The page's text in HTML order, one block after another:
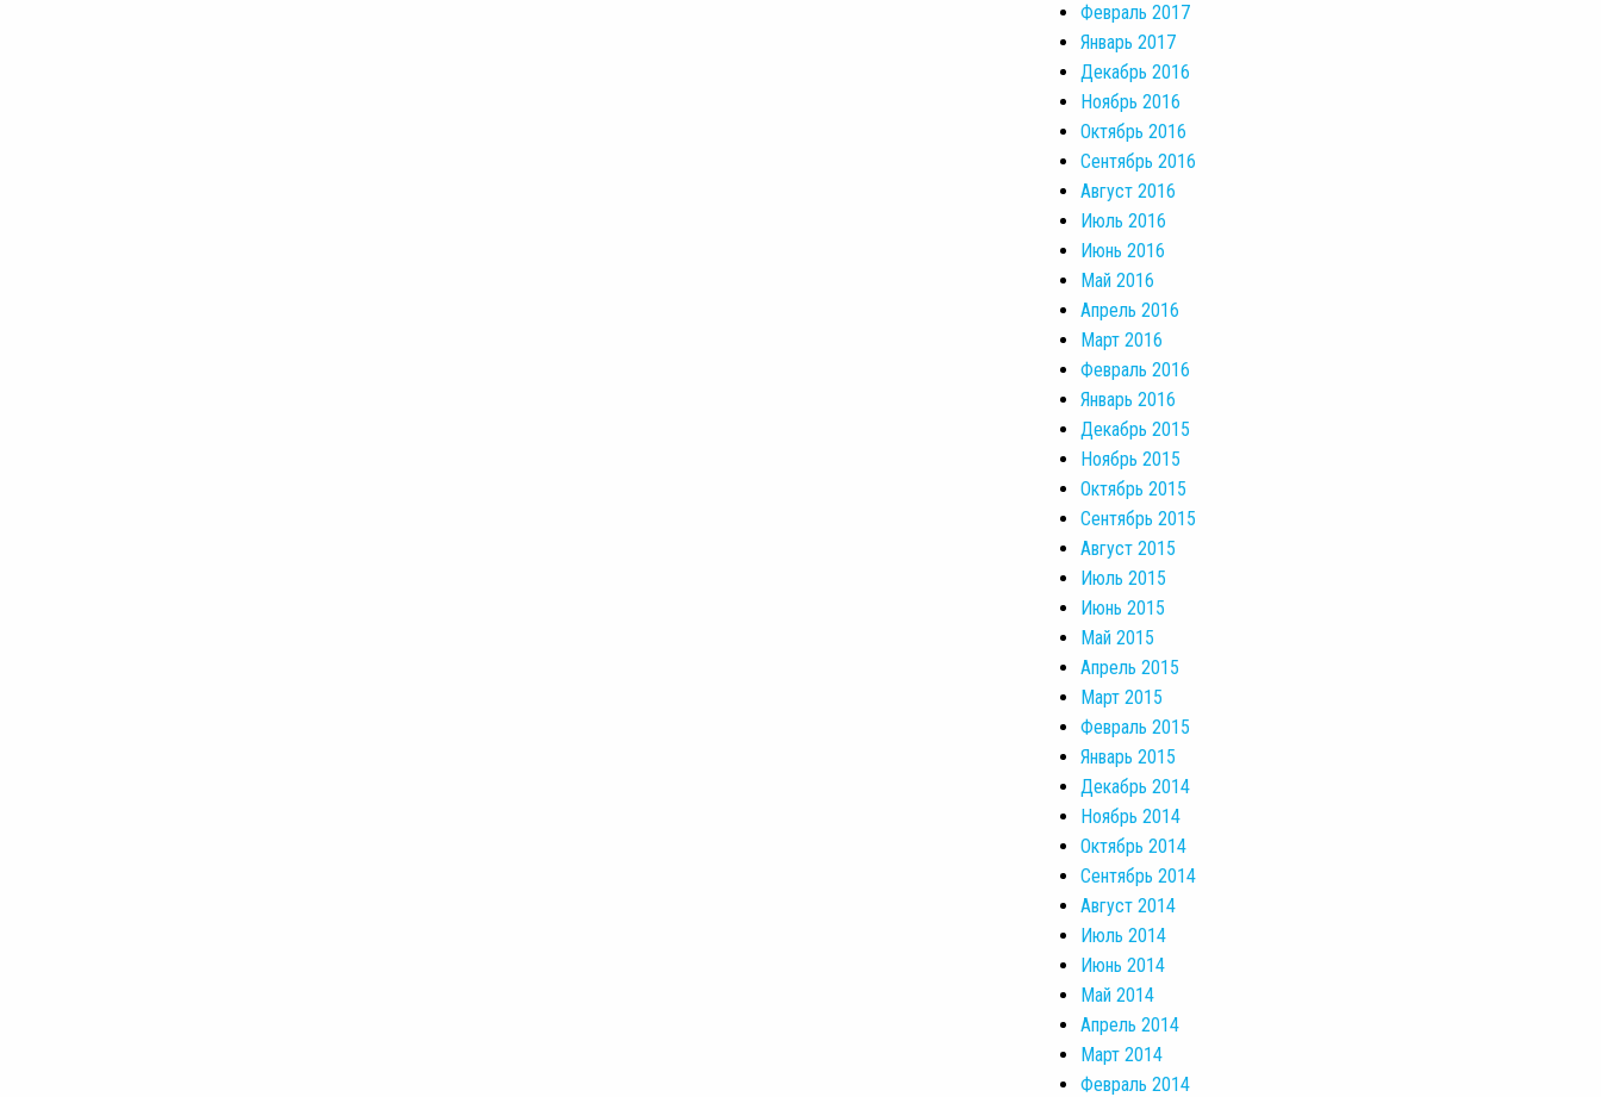
Февраль 2017
Январь 2017
Декабрь 2016
Ноябрь 2016
Октябрь 2016
Сентябрь 2016
Август 2016
Июль 2016
Июнь 2016
Май 2016
Апрель 2016
Март 2016
Февраль 2016
Январь 2016
Декабрь 2015
Ноябрь 2015
Октябрь 2015
Сентябрь 2015
Август 2015
Июль 2015
Июнь 2015
Май 2015
Апрель 2015
Март 2015
Февраль 2015
Январь 2015
Декабрь 2014
Ноябрь 2014
Октябрь 2014
Сентябрь 2014
Август 2014
Июль 2014
Июнь 2014
Май 2014
Апрель 2014
Март 2014
Февраль 2014